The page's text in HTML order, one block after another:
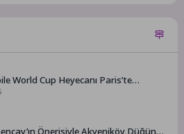
World Cup Heyecanı Paris’te